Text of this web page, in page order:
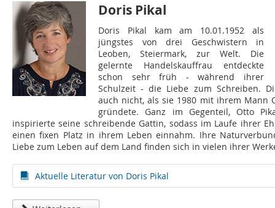
Doris Pikal
Doris Pikal kam am 10.01.1952 als
jüngstes von drei Geschwistern in
Leoben, Steiermark, zur Welt. Die
gelernte Handelskauffrau entdeckte
schon sehr früh - während ihrer
Schulzeit - die Liebe zum Schreiben.
auch nicht, als sie 1980 mit ihrem Mann
gründete. Ganz im Gegenteil, Otto
inspirierte seine schreibende Gattin, sodass im Laufe ihrer
einen fixen Platz in ihrem Leben einnahm. Ihre
Liebe zum Leben auf dem Land finden sich in vielen ihrer
Aktuelle Literatur von Doris Pikal